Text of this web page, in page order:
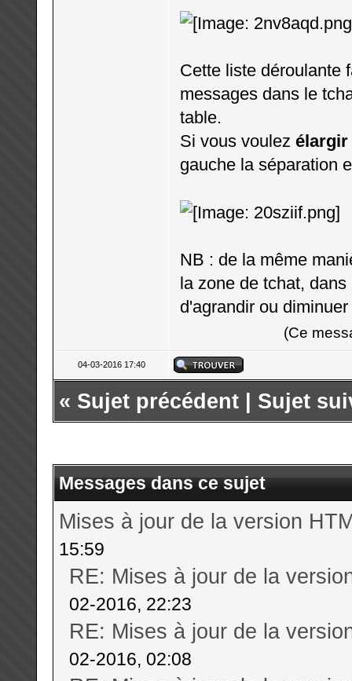
Cette liste déroulante
messages dans le
table.
Si vous voulez élargir
gauche la séparation
NB : de la même
la zone de tchat,
d'agrandir ou
(Ce
04-03-2016 17:40
« Sujet précédent | Sujet
Messages dans ce sujet
Mises à jour de la version
15:59
RE: Mises à jour de la
02-2016, 22:23
RE: Mises à jour de la
02-2016, 02:08